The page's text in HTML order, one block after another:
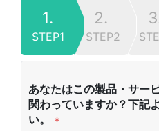
1.
STEP1
2.
STEP2
あなたはこの製品・サー
関わっていますか？下記
い。
*